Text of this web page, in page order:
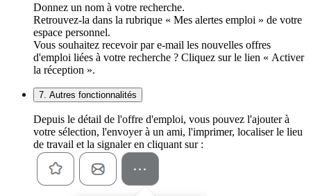
Donnez un nom à votre recherche.
Retrouvez-la dans la rubrique « Mes alertes emploi » de votre
espace personnel.
Vous souhaitez recevoir par e-mail les nouvelles offres
d'emploi liées à votre recherche ? Cliquez sur le lien « Activer
la réception ».
7. Autres fonctionnalités
Depuis le détail de l'offre d'emploi, vous pouvez l'ajouter à
votre sélection, l'envoyer à un ami, l'imprimer, localiser le lieu
de travail et la signaler en cliquant sur :